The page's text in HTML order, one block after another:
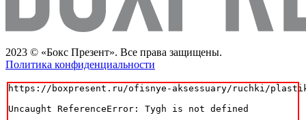
2023 © «Бокс Презент». Все права защищены.
Политика конфиденциальности
https://boxpresent.ru/ofisnye-aksessuary/ruchki/
Uncaught ReferenceError: Tygh is not defined